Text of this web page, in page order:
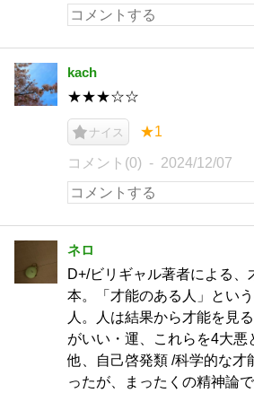
kach
★★★☆☆
ナイス ★1
コメント(0) 2024/12/07
ネロ
D+/ビリギャル著者による、
本。「才能のある人」とい
人。人は結果から才能を見
がいい・運、これらを4大悪
他、自己啓発類 /科学的な才
ったが、まったくの精神論